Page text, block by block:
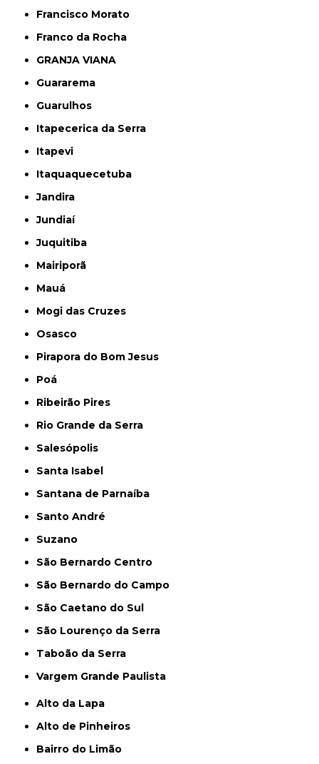
Francisco Morato
Franco da Rocha
GRANJA VIANA
Guararema
Guarulhos
Itapecerica da Serra
Itapevi
Itaquaquecetuba
Jandira
Jundiaí
Juquitiba
Mairiporã
Mauá
Mogi das Cruzes
Osasco
Pirapora do Bom Jesus
Poá
Ribeirão Pires
Rio Grande da Serra
Salesópolis
Santa Isabel
Santana de Parnaíba
Santo André
Suzano
São Bernardo Centro
São Bernardo do Campo
São Caetano do Sul
São Lourenço da Serra
Taboão da Serra
Vargem Grande Paulista
Alto da Lapa
Alto de Pinheiros
Bairro do Limão